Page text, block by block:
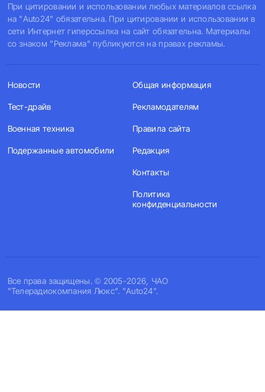
При цитировании и использовании любых материалов ссылка
на "Auto24" обязательна. При цитировании и использовании в
сети Интернет гиперссылка на сайт обязательна. Материалы
со знаком "Реклама" публикуются на правах рекламы.
Все права защищены. © 2005-2026, ЧАО
"Телерадиокомпания Люкс". "Auto24".
Новости
Тест-драйв
Военная техника
Подержанные автомобили
Общая информация
Рекламодателям
Правила сайта
Редакция
Контакты
Политика
конфиденциальности